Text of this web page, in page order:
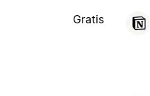
Gratis